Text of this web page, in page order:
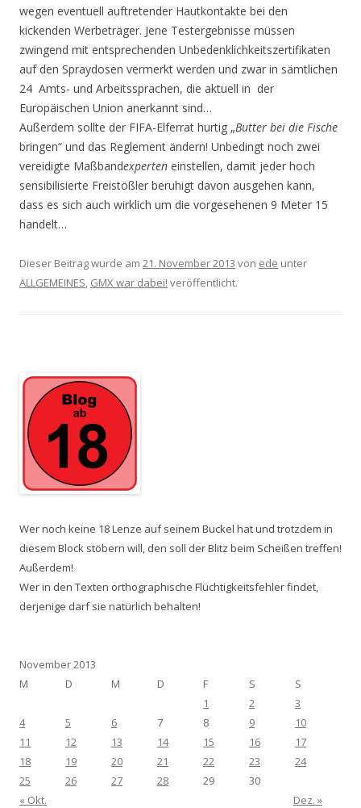
wegen eventuell auftretender Hautkontakte bei den
kickenden Werbeträger. Jene Testergebnisse müssen
zwingend mit entsprechenden Unbedenklichkeitszertifikaten
auf den Spraydosen vermerkt werden und zwar in sämtlichen
24 Amts- und Arbeitssprachen, die aktuell in der
Europäischen Union anerkannt sind…
Außerdem sollte der FIFA-Elferrat hurtig „Butter bei die Fische
bringen“ und das Reglement ändern! Unbedingt noch zwei
vereidigte Maßbandexperten einstellen, damit jeder hoch
sensibilisierte Freistößler beruhigt davon ausgehen kann,
dass es sich auch wirklich um die vorgesehenen 9 Meter 15
handelt…
Dieser Beitrag wurde am 21. November 2013 von ede unter
ALLGEMEINES, GMX war dabei! veröffentlicht.
Wer noch keine 18 Lenze auf seinem Buckel hat und trotzdem in
diesem Block stöbern will, den soll der Blitz beim Scheißen treffen!
Außerdem!
Wer in den Texten orthographische Flüchtigkeitsfehler findet,
derjenige darf sie natürlich behalten!
November 2013
M
D M D F S
S
1
2
3
4
5 6 7 8 9
10
11
12 13 14 15 16
17
18
19 20 21 22 23
24
25
26 27 28 29
30
« Okt.
Dez. »